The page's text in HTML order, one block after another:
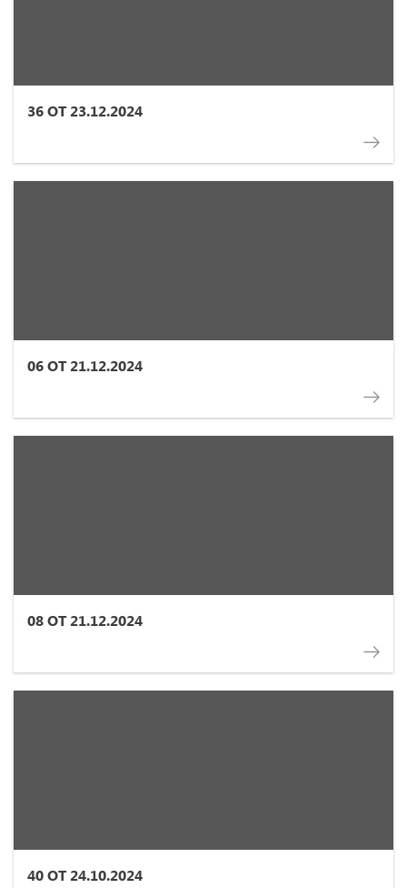
36 ОТ 23.12.2024
06 ОТ 21.12.2024
08 ОТ 21.12.2024
40 ОТ 24.10.2024